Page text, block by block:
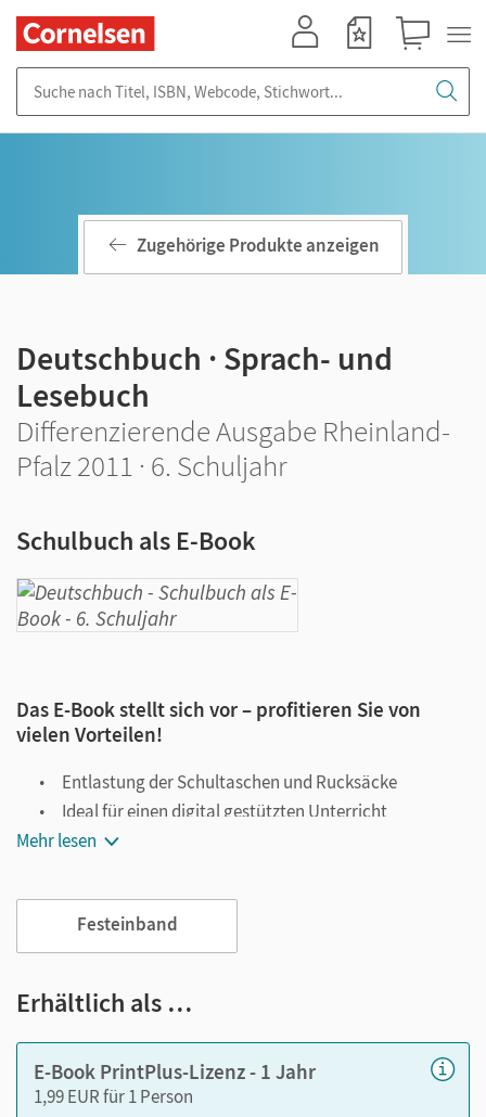
Zugehörige Produkte anzeigen
Deutschbuch · Sprach- und
Lesebuch
Differenzierende Ausgabe Rheinland-
Pfalz 2011 · 6. Schuljahr
Schulbuch als E-Book
Das E-Book stellt sich vor – profitieren Sie von
vielen Vorteilen!
Entlastung der Schultaschen und Rucksäcke
Ideal für einen digital gestützten Unterricht
Notiz- und Markierungsmöglichkeit
Viele digitale Funktionen unterstützen das Lehren und
Lernen:
Notizen erstellen
Lesezeichen hinzufügen
Mehr lesen
Festeinband
Erhältlich als …
E-Book PrintPlus-Lizenz - 1 Jahr
1,99 EUR für 1 Person